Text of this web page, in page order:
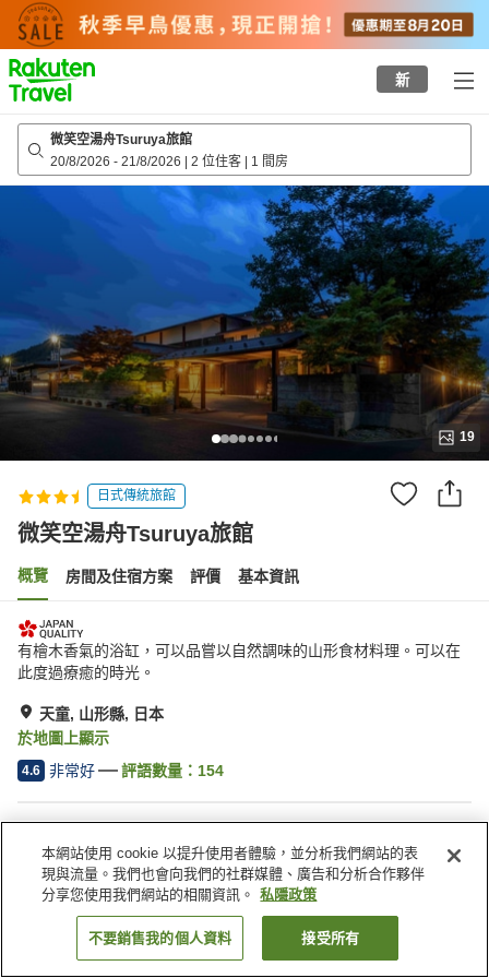
to
top
page
新
微笑空湯舟Tsuruya旅館
20/8/2026 - 21/8/2026 | 2 位住客 | 1 間房
19
日式傳統旅館
微笑空湯舟Tsuruya旅館
概覽 房間及住宿方案 評價 基本資訊
有檜木香氣的浴缸，可以品嘗以自然調味的山形食材料理。可以在
此度過療癒的時光。
天童, 山形縣, 日本
於地圖上顯示
4.6 非常好 評語數量： 154
停車場
水療/美容院
休息室
商店
日本 山形縣 天童 微笑空湯舟Tsuruya旅館
找客房
本網站使用 cookie 以提升使用者體驗，並分析我們網站的表
現與流量。我們也會向我們的社群媒體、廣告和分析合作夥伴
分享您使用我們網站的相關資訊。
私隱政策
不要銷售我的個人資料 接受所有